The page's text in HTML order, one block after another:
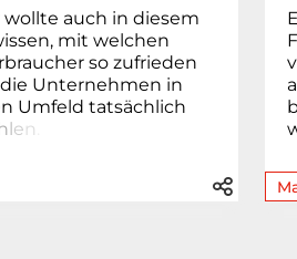
wollte auch in diesem
mit welchen
so zufrieden
die Unternehmen in
Umfeld tatsächlich
len